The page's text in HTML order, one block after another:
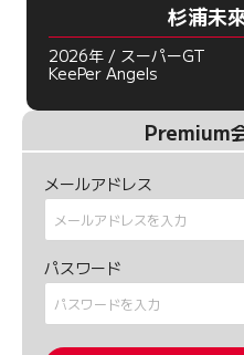
杉浦未
2026年 / スーパーGT
KeePer Angels
Premium
メールアドレス
パスワード